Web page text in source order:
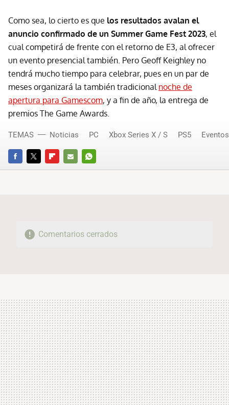
Como sea, lo cierto es que los resultados avalan el
anuncio confirmado de un Summer Game Fest 2023, el
cual competirá de frente con el retorno de E3, al ofrecer
un evento presencial también. Pero Geoff Keighley no
tendrá mucho tiempo para celebrar, pues en un par de
meses organizará la también tradicional noche de
apertura para Gamescom, y a fin de año, la entrega de
premios The Game Awards.
FACEBOOKTWITTERFLIPBOARD
E-
WHATSAPP
TEMAS Noticias PC Xbox Series X / S PS5 Eventos
Comentarios cerrados